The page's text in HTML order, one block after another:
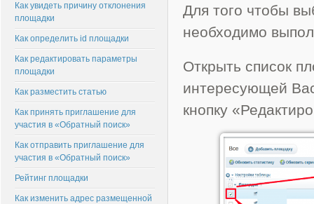
Для того чтобы
необходимо
Открыть список
интересующей
кнопку
Как увидеть причину отклонения
площадки
Как определить id площадки
Как редактировать параметры
площадки
Как разместить статью
Как принять приглашение для
участия в «Обратный поиск»
Как отправить приглашение для
участия в «Обратный поиск»
Рейтинг площадки
Как изменить адрес размещенной